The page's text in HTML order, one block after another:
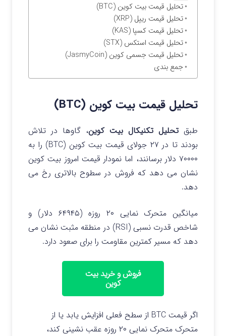
تحلیل قیمت بیت کوین (BTC)
تحلیل قیمت ریپل (XRP)
تحلیل قیمت کسپا (KAS)
تحلیل قیمت استکس (STX)
تحلیل قیمت جسمی کوین (JasmyCoin)
جمع بندی
تحلیل قیمت بیت کوین (BTC)
طبق تحلیل تکنیکال بیت کوین، گاوها در تلاش
بودند تا در ۲۷ جولای قیمت بیت کوین (BTC) را به
۷۰۰۰۰ دلار برسانند، اما نمودار قیمت امروز بیت کوین
نشان می دهد که فروش در سطوح بالاتری رخ می
دهد.
میانگین متحرک نمایی ۲۰ روزه (۶۴۹۴۵ دلار) و
شاخص قدرت نسبی (RSI) در منطقه مثبت نشان می
دهد که مسیر کمترین مقاومت را برای صعود دارد.
فروش و خرید بیت
کوین
اگر قیمت BTC از سطح فعلی افزایش یابد یا از
متحرک متحرک نمایی ۲۰ روزه عقب نشینی کند،